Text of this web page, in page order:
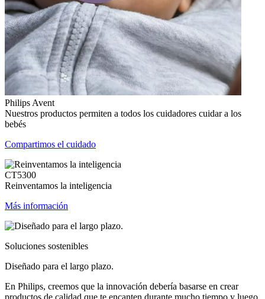
Philips Avent
Nuestros productos permiten a todos los cuidadores cuidar a los
bebés
Compartimos el cuidado
CT5300
Reinventamos la inteligencia
Más información
Soluciones sostenibles
Diseñado para el largo plazo.
En Philips, creemos que la innovación debería basarse en crear
productos de calidad que te encanten durante mucho tiempo y luego